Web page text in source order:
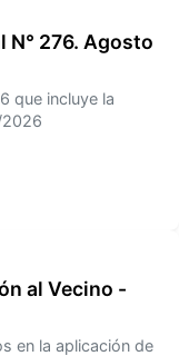
N° 276. Agosto
que incluye la
2026
al Vecino -
en la aplicación de